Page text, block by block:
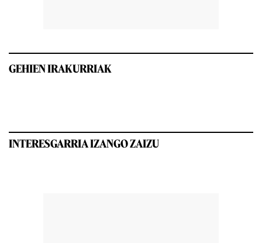
GEHIEN IRAKURRIAK
INTERESGARRIA IZANGO ZAIZU